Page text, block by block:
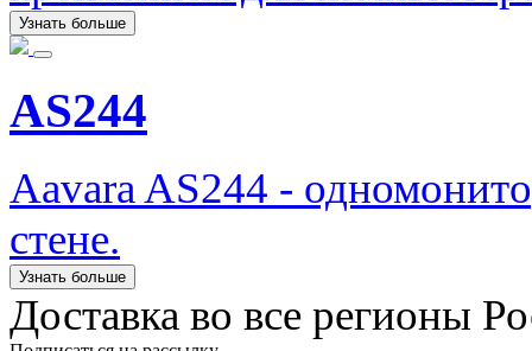
Узнать больше
AS244
Aavara AS244 -
стене.
Узнать больше
Доставка во все регионы